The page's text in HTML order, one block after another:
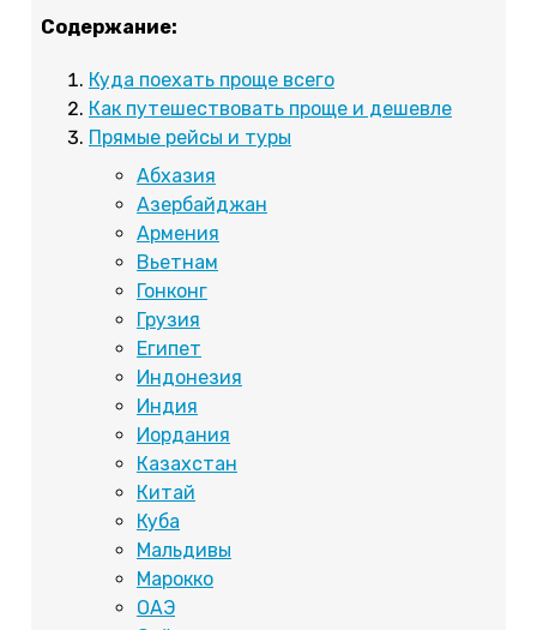
Содержание:
Куда поехать проще всего
Как путешествовать проще и дешевле
Прямые рейсы и туры
Абхазия
Азербайджан
Армения
Вьетнам
Гонконг
Грузия
Египет
Индонезия
Индия
Иордания
Казахстан
Китай
Куба
Мальдивы
Марокко
ОАЭ